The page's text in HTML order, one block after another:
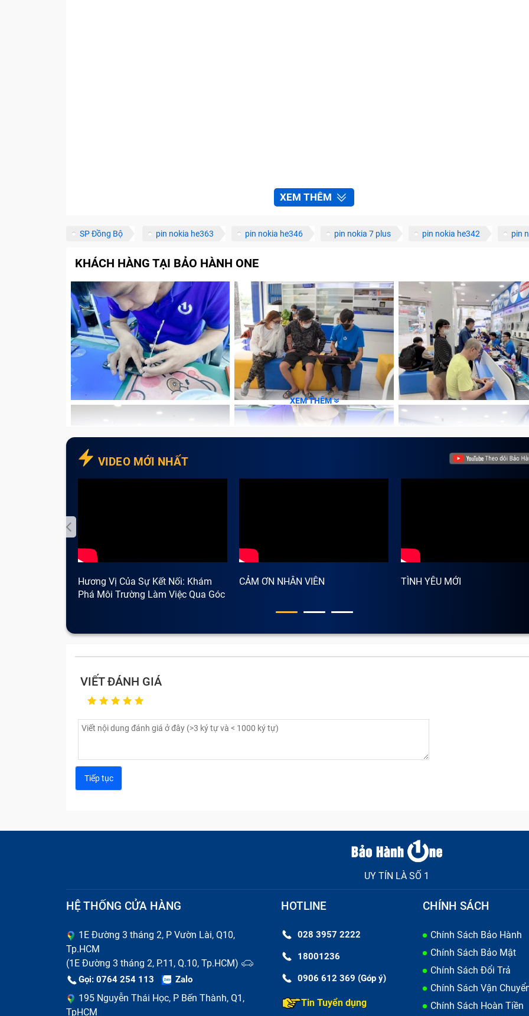
XEM THÊM
SP Đồng Bộ pin nokia he363 pin nokia he346 pin nokia 7 plus pin nokia he342 pin
KHÁCH HÀNG TẠI BẢO HÀNH ONE
XEM THÊM
VIDEO MỚI NHẤT
Hương Vị Của Sự Kết Nối: Khám
Phá Môi Trường Làm Việc Qua Góc
CẢM ƠN NHÂN VIÊN TÌNH YÊU MỚI
VIẾT ĐÁNH GIÁ
UY TÍN LÀ SỐ 1
HỆ THỐNG CỬA HÀNG
1E Đường 3 tháng 2, P Vườn Lài, Q10,
Tp.HCM
(1E Đường 3 tháng 2, P.11, Q.10, Tp.HCM)
Gọi: 0764 254 113 Zalo
195 Nguyễn Thái Học, P Bến Thành, Q1,
TpHCM
HOTLINE
028 3957 2222
18001236
0906 612 369 (Góp ý)
Tin Tuyển dụng
CHÍNH SÁCH
Chính Sách Bảo Hành
Chính Sách Bảo Mật
Chính Sách Đổi Trả
Chính Sách Vận
Chính Sách Hoàn Tiền